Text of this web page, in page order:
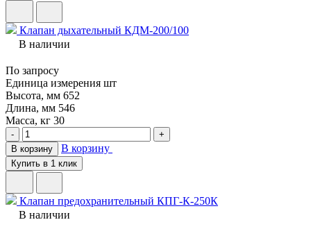
Клапан дыхательный КДМ-200/100
В наличии
По запросу
Единица измерения шт
Высота, мм 652
Длина, мм 546
Масса, кг 30
-
+
В корзину
В корзину
Купить в 1 клик
Клапан предохранительный КПГ-К-250К
В наличии